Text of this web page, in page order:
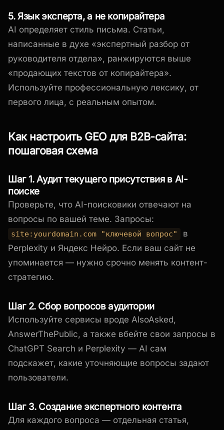
5. Язык эксперта, а не копирайтера
AI определяет стиль письма. Статьи,
написанные в духе «экспертный разбор от
руководителя отдела», ранжируются выше
«продающих текстов от копирайтера».
Используйте профессиональную лексику, от
первого лица, с реальным опытом.
Как настроить GEO для B2B-сайта:
пошаговая схема
Шаг 1. Аудит текущего присутствия в AI-
поиске
Проверьте, что AI-поисковики отвечают на
вопросы по вашей теме. Запросы:
site:yourdomain.com "ключевой вопрос"
в
Perplexity и Яндекс Нейро. Если ваш сайт не
упоминается — нужно срочно менять контент-
стратегию.
Шаг 2. Сбор вопросов аудитории
Используйте сервисы вроде AlsoAsked,
AnswerThePublic, а также вбейте свои запросы в
ChatGPT Search и Perplexity — AI сам
подскажет, какие уточняющие вопросы задают
пользователи.
Шаг 3. Создание экспертного контента
Для каждого вопроса — отдельная статья,